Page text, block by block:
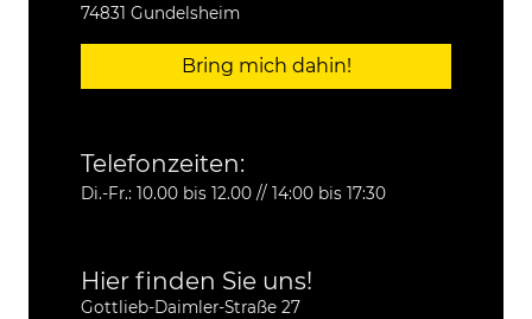
74831 Gundelsheim
Bring mich dahin!
Telefonzeiten:
Di.-Fr.: 10.00 bis 12.00 // 14:00 bis 17:30
Hier finden Sie uns!
Gottlieb-Daimler-Straße 27